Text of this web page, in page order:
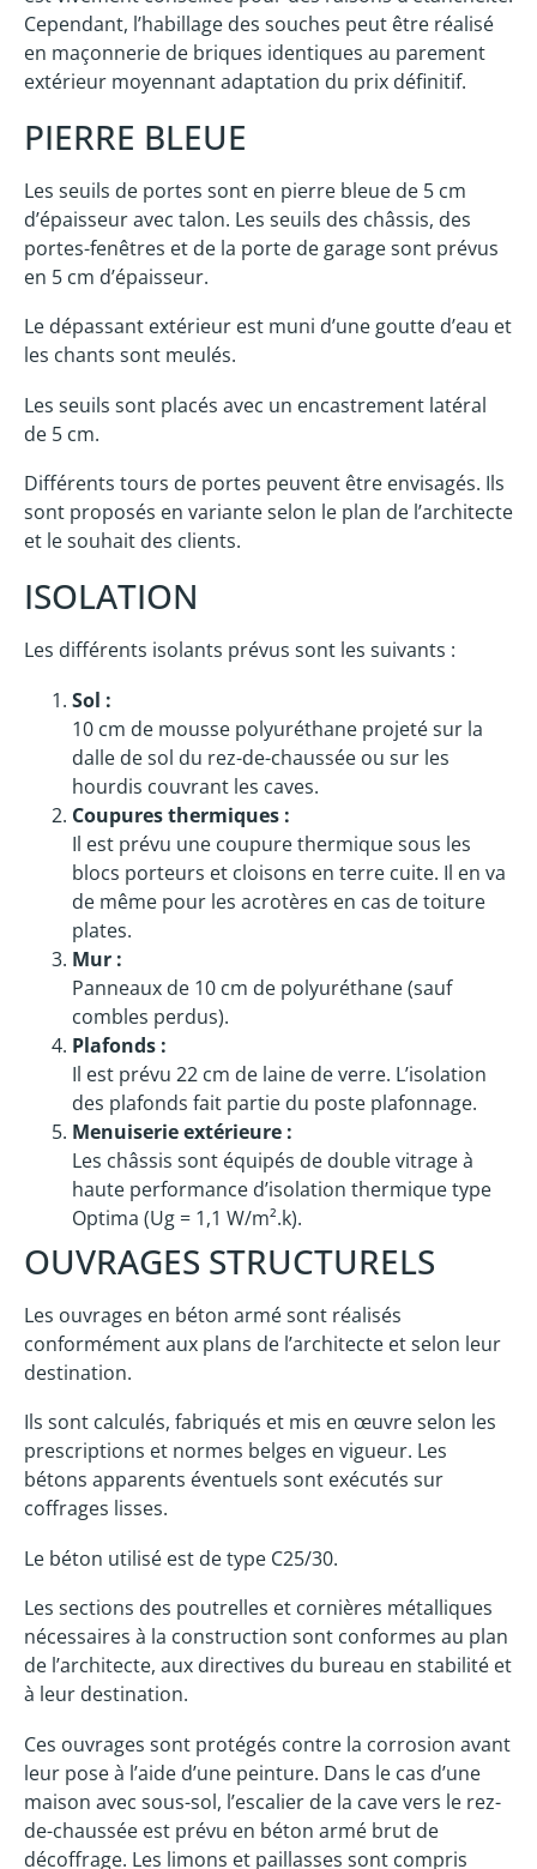
Cependant, l’habillage des souches peut être réalisé
en maçonnerie de briques identiques au parement
extérieur moyennant adaptation du prix définitif.
PIERRE BLEUE
Les seuils de portes sont en pierre bleue de 5 cm
d’épaisseur avec talon. Les seuils des châssis, des
portes-fenêtres et de la porte de garage sont prévus
en 5 cm d’épaisseur.
Le dépassant extérieur est muni d’une goutte d’eau et
les chants sont meulés.
Les seuils sont placés avec un encastrement latéral
de 5 cm.
Différents tours de portes peuvent être envisagés. Ils
sont proposés en variante selon le plan de l’architecte
et le souhait des clients.
ISOLATION
Les différents isolants prévus sont les suivants :
Sol :
10 cm de mousse polyuréthane projeté sur la
dalle de sol du rez-de-chaussée ou sur les
hourdis couvrant les caves.
Coupures thermiques :
Il est prévu une coupure thermique sous les
blocs porteurs et cloisons en terre cuite. Il en va
de même pour les acrotères en cas de toiture
plates.
Mur :
Panneaux de 10 cm de polyuréthane (sauf
combles perdus).
Plafonds :
Il est prévu 22 cm de laine de verre. L’isolation
des plafonds fait partie du poste plafonnage.
Menuiserie extérieure :
Les châssis sont équipés de double vitrage à
haute performance d’isolation thermique type
Optima (Ug = 1,1 W/m².k).
OUVRAGES STRUCTURELS
Les ouvrages en béton armé sont réalisés
conformément aux plans de l’architecte et selon leur
destination.
Ils sont calculés, fabriqués et mis en œuvre selon les
prescriptions et normes belges en vigueur. Les
bétons apparents éventuels sont exécutés sur
coffrages lisses.
Le béton utilisé est de type C25/30.
Les sections des poutrelles et cornières métalliques
nécessaires à la construction sont conformes au plan
de l’architecte, aux directives du bureau en stabilité et
à leur destination.
Ces ouvrages sont protégés contre la corrosion avant
leur pose à l’aide d’une peinture. Dans le cas d’une
maison avec sous-sol, l’escalier de la cave vers le rez-
de-chaussée est prévu en béton armé brut de
décoffrage. Les limons et paillasses sont compris